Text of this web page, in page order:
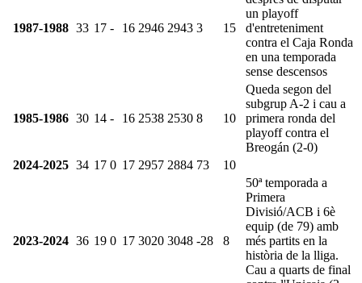
1987-1988 33 17 - 16 2946 2943 3 15
un playoff
d'entreteniment
contra el Caja Ronda
en una temporada
sense descensos
1985-1986 30 14 - 16 2538 2530 8 10
Queda segon del
subgrup A-2 i cau a
primera ronda del
playoff contra el
Breogán (2-0)
2024-2025 34 17 0 17 2957 2884 73 10
2023-2024 36 19 0 17 3020 3048 -28 8
50ª temporada a
Primera
Divisió/ACB i 6è
equip (de 79) amb
més partits en la
història de la lliga.
Cau a quarts de final